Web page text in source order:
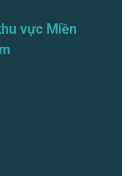
vực Miền